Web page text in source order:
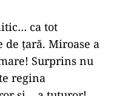
ca tot
de țară. Miroase a
Surprins nu
regina